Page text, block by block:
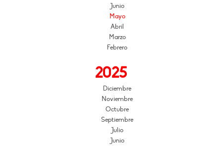
Junio
Mayo
Abril
Marzo
Febrero
2025
Diciembre
Noviembre
Octubre
Septiembre
Julio
Junio